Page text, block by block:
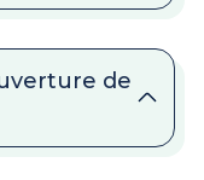
de